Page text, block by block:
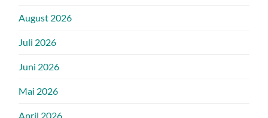
August 2026
Juli 2026
Juni 2026
Mai 2026
April 2026